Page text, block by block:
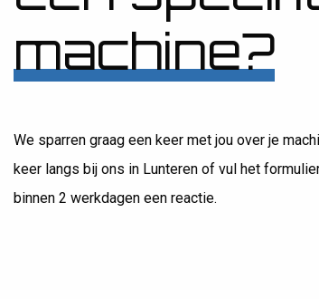
machine?
We sparren graag een keer met jou over je
keer langs bij ons in Lunteren of vul het
binnen 2 werkdagen een reactie.